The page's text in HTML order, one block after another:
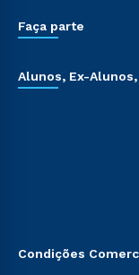
Faça parte
Alunos, Ex-
Condições